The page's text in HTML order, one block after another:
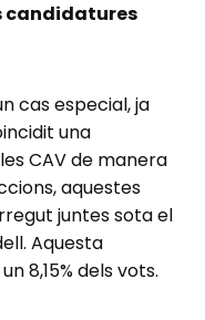
candidatures
cas especial, ja
una
CAV de manera
aquestes
juntes sota el
Aquesta
8,15% dels vots.